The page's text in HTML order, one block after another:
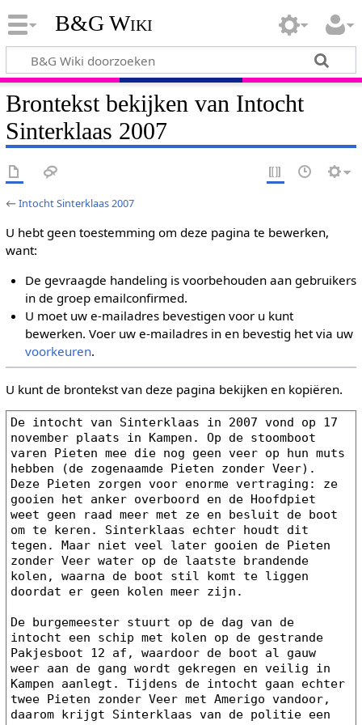
B&G Wiki
Brontekst bekijken van Intocht
Sinterklaas 2007
←Intocht Sinterklaas 2007
U hebt geen toestemming om deze pagina te bewerken,
want:
De gevraagde handeling is voorbehouden aan gebruikers
in de groep emailconfirmed.
U moet uw e-mailadres bevestigen voor u kunt
bewerken. Voer uw e-mailadres in en bevestig het via uw
voorkeuren.
U kunt de brontekst van deze pagina bekijken en kopiëren.